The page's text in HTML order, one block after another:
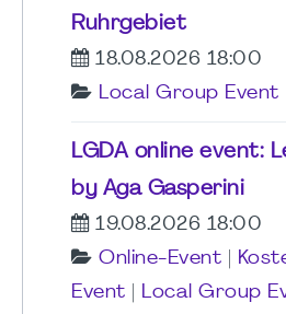
Ruhrgebiet
18.08.2026 18:00
Local Group Event
LGDA online event:
by Aga Gasperini
19.08.2026 18:00
Online-Event
Event
Local Group